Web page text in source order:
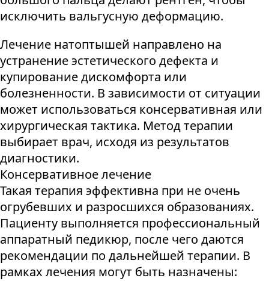
исключить вальгусную деформацию.
Лечение натоптышей направлено на
устранение эстетического дефекта и
купирование дискомфорта или
болезненности. В зависимости от ситуации
может использоваться консервативная или
хирургическая тактика. Метод терапии
выбирает врач, исходя из результатов
диагностики.
Консервативное лечение
Такая терапия эффективна при не очень
огрубевших и разросшихся образованиях.
Пациенту выполняется профессиональный
аппаратный педикюр, после чего даются
рекомендации по дальнейшей терапии. В
рамках лечения могут быть назначены: